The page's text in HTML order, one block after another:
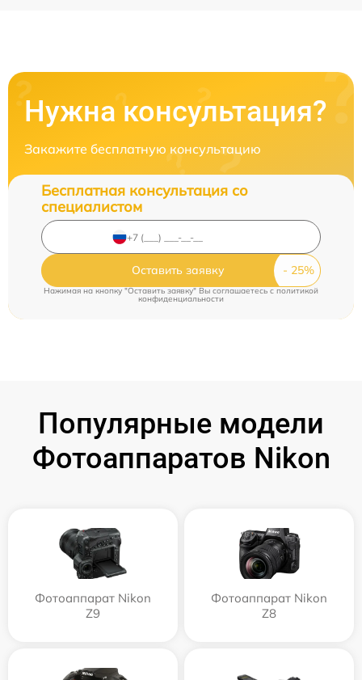
Нужна консультация?
Закажите бесплатную консультацию
Бесплатная консультация со
специалистом
Оставить заявку
Нажимая на кнопку "Оставить заявку" Вы соглашаетесь cполитикой
конфиденциальности
Популярные модели
Фотоаппаратов Nikon
Фотоаппарат Nikon
Z9
Фотоаппарат Nikon
Z8